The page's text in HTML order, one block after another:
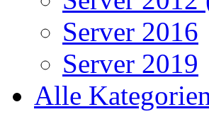
Server 2016
Server 2019
Alle